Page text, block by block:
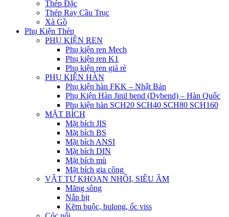
Thép Đặc
Thép Ray Cầu Trục
Xà Gồ
Phụ Kiện Thép
PHỤ KIỆN REN
Phụ kiện ren Mech
Phụ kiện ren K1
Phụ kiện ren giá rẻ
PHỤ KIỆN HÀN
Phụ kiện hàn FKK – Nhật Bản
Phụ Kiện Hàn Jinil bend (Dybend) – Hàn Quốc
Phụ kiện hàn SCH20 SCH40 SCH80 SCH160
MẶT BÍCH
Mặt bích JIS
Mặt bích BS
Mặt bích ANSI
Mặt bích DIN
Mặt bích mù
Mặt bích gia công
VẬT TƯ KHOAN NHỒI, SIÊU ÂM
Măng sông
Nắp bịt
Kẽm buộc, bulong, ốc viss